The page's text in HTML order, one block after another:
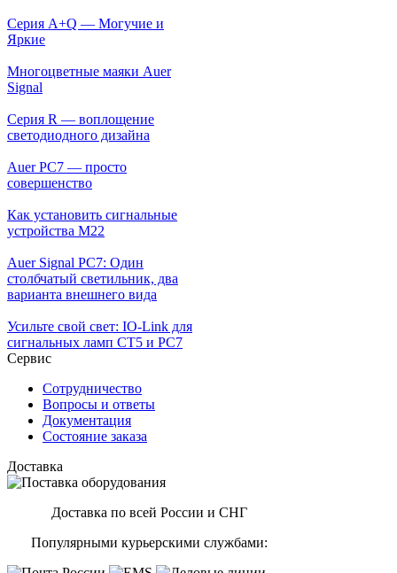
Серия A+Q — Могучие и
Яркие
Многоцветные маяки Auer
Signal
Серия R — воплощение
светодиодного дизайна
Auer PC7 — просто
совершенство
Как установить сигнальные
устройства М22
Auer Signal PC7: Один
столбчатый светильник, два
варианта внешнего вида
Усильте свой свет: IO-Link для
сигнальных ламп CT5 и PC7
Сервис
Сотрудничество
Вопросы и ответы
Документация
Состояние заказа
Доставка
Доставка по всей России и СНГ
Популярными курьерскими службами: